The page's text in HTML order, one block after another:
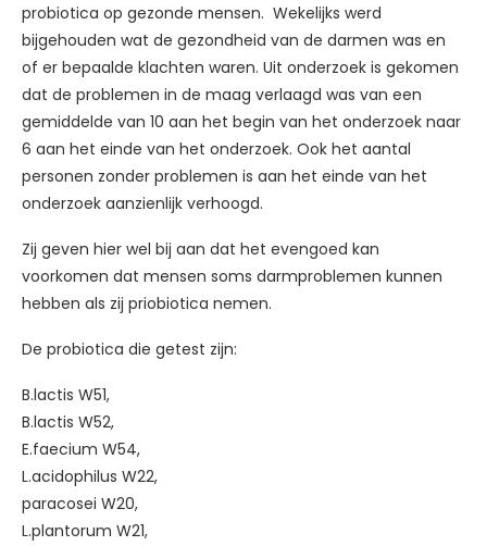
probiotica op gezonde mensen. Wekelijks werd
bijgehouden wat de gezondheid van de darmen was en
of er bepaalde klachten waren. Uit onderzoek is gekomen
dat de problemen in de maag verlaagd was van een
gemiddelde van 10 aan het begin van het onderzoek naar
6 aan het einde van het onderzoek. Ook het aantal
personen zonder problemen is aan het einde van het
onderzoek aanzienlijk verhoogd.
Zij geven hier wel bij aan dat het evengoed kan
voorkomen dat mensen soms darmproblemen kunnen
hebben als zij priobiotica nemen.
De probiotica die getest zijn:
B.lactis W51,
B.lactis W52,
E.faecium W54,
L.acidophilus W22,
paracosei W20,
L.plantorum W21,